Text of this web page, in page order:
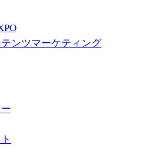
ンツマーケティング